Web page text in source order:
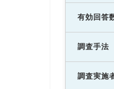
有効回答
調査手法
調査実施